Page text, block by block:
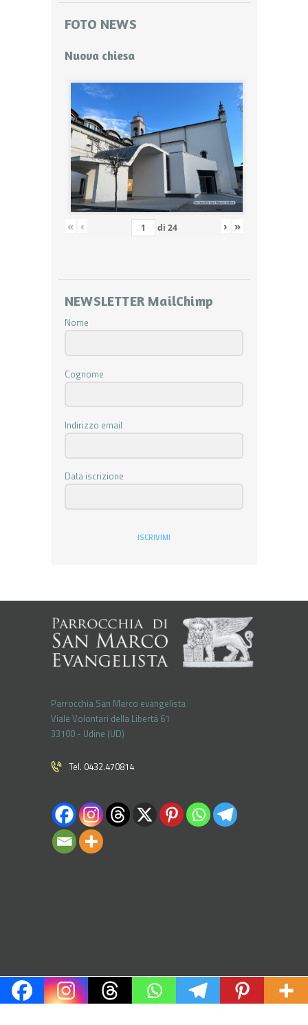
FOTO NEWS
Nuova chiesa
« ‹ di 24 › »
NEWSLETTER MailChimp
Nome
Cognome
Indirizzo email
Data iscrizione
ISCRIVIMI
Parrocchia San Marco evangelista
Viale Volontari della Libertá 61
33100 - Udine (UD)
Tel. 0432.470814